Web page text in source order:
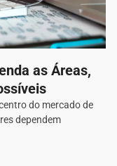
as Áreas,
do mercado de
dependem